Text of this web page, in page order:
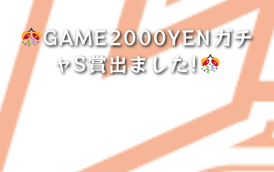
GAME2000YENガチ
ャS賞出ました!